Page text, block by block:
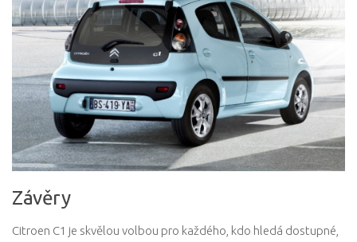
Závěry
Citroen C1 je skvělou volbou pro každého, kdo hledá dostupné,